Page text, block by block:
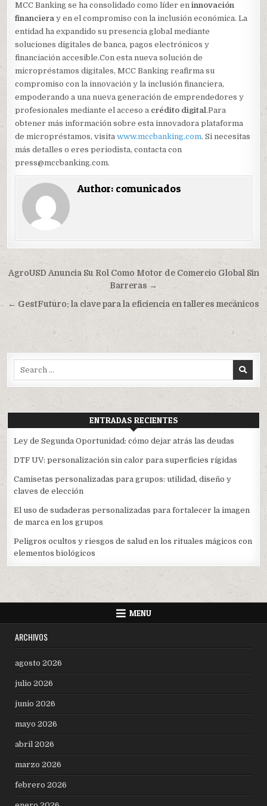
MCC Banking se ha consolidado como líder eninnovación
financiera y en el compromiso con la inclusión económica. La
entidad ha expandido su presencia global mediante
soluciones digitales de banca, pagos electrónicos y
financiación accesible.Con esta nueva solución de
micropréstamos digitales, MCC Banking reafirma su
compromiso con la innovación y la inclusión financiera,
empoderando a una nueva generación de emprendedores y
profesionales mediante el acceso a crédito digital.Para
obtener más información sobre esta innovadora plataforma
de micropréstamos, visitawww.mccbanking.com. Si necesitas
más detalles o eres periodista, contacta con
press@mccbanking.com.
Author: comunicados
Navegación
entradas
AgroUSD Anuncia Su Rol Como Motor de Comercio Global Sin
Barreras →
← GestFuturo: la clave para la eficiencia en talleres mecánicos
ENTRADAS RECIENTES
Ley de Segunda Oportunidad: cómo dejar atrás las deudas
DTF UV: personalización sin calor para superficies rígidas
Camisetas personalizadas para grupos: utilidad, diseño y
claves de elección
El uso de sudaderas personalizadas para fortalecer la imagen
de marca en los grupos
Peligros ocultos y riesgos de salud en los rituales mágicos con
elementos biológicos
MENU
ARCHIVOS
agosto 2026
julio 2026
junio 2026
mayo 2026
abril 2026
marzo 2026
febrero 2026